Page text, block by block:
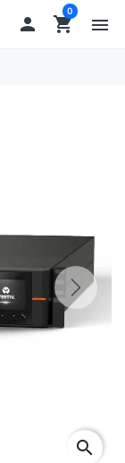
 shopping_cart
0
menu
Next
search